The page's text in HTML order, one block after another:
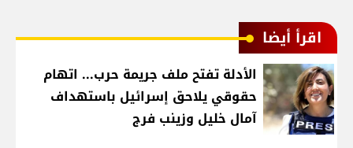
اقرأ أيضا
الأدلة تفتح ملف جريمة حرب... اتهام
حقوقي يلاحق إسرائيل باستهداف
آمال خليل وزينب فرج